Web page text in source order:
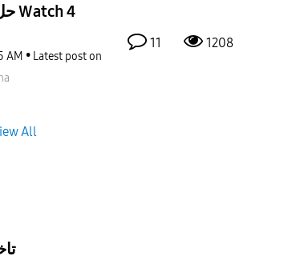
حل مشكلة التوقيت الصيفي مع Watch 4
AM
Latest post on
11 1208
All